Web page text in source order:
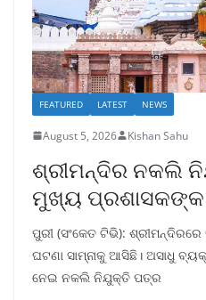
FEATURED LATEST NEWS
August 5, 2026 Kishan Sahu
ଶ୍ରୀମନ୍ଦିର ନକଲି
ମୁଖ୍ୟ
ପୁରୀ (ସଂକେତ ଟିଭି):
ଘଟଣା ସାମ୍ନାକୁ ଆସିଛି। ଅସାଧୁ
ନେଇ ନକଲି ନିଯୁକ୍ତି ପତ୍ର